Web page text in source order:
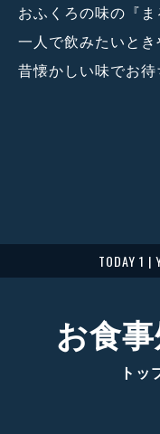
おふくろの味の『ま
一人で飲みたいとき
昔懐かしい味でお待
TODAY 1 |
お食
トッ